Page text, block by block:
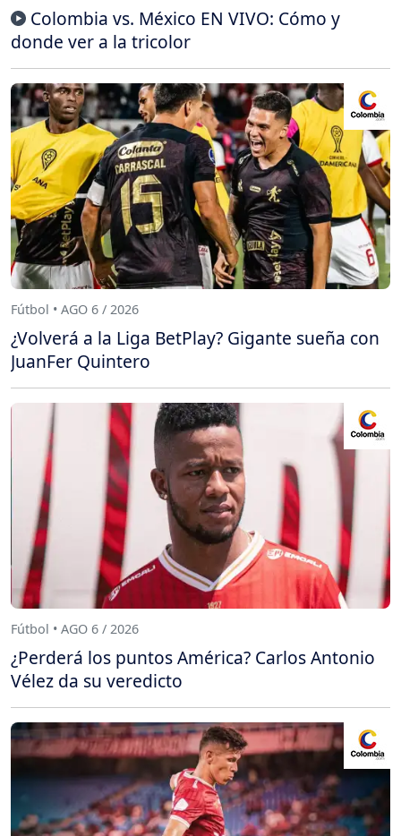
Colombia vs. México EN VIVO: Cómo y
donde ver a la tricolor
Fútbol • AGO 6 / 2026
¿Volverá a la Liga BetPlay? Gigante sueña con
JuanFer Quintero
Fútbol • AGO 6 / 2026
¿Perderá los puntos América? Carlos Antonio
Vélez da su veredicto